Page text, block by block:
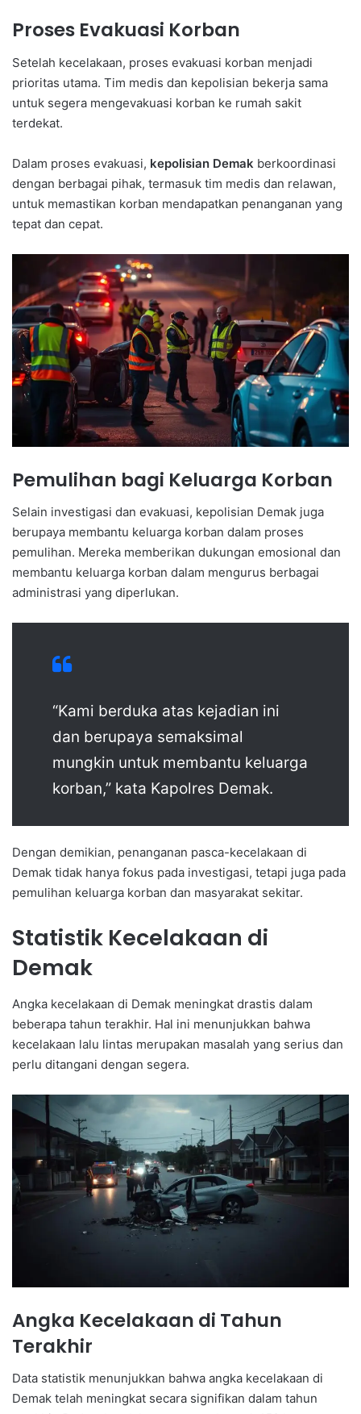
Proses Evakuasi Korban
Setelah kecelakaan, proses evakuasi korban menjadi
prioritas utama. Tim medis dan kepolisian bekerja sama
untuk segera mengevakuasi korban ke rumah sakit
terdekat.
Dalam proses evakuasi, kepolisian Demak berkoordinasi
dengan berbagai pihak, termasuk tim medis dan relawan,
untuk memastikan korban mendapatkan penanganan yang
tepat dan cepat.
Pemulihan bagi Keluarga Korban
Selain investigasi dan evakuasi, kepolisian Demak juga
berupaya membantu keluarga korban dalam proses
pemulihan. Mereka memberikan dukungan emosional dan
membantu keluarga korban dalam mengurus berbagai
administrasi yang diperlukan.
“Kami berduka atas kejadian ini
dan berupaya semaksimal
mungkin untuk membantu keluarga
korban,” kata Kapolres Demak.
Dengan demikian, penanganan pasca-kecelakaan di
Demak tidak hanya fokus pada investigasi, tetapi juga pada
pemulihan keluarga korban dan masyarakat sekitar.
Statistik Kecelakaan di
Demak
Angka kecelakaan di Demak meningkat drastis dalam
beberapa tahun terakhir. Hal ini menunjukkan bahwa
kecelakaan lalu lintas merupakan masalah yang serius dan
perlu ditangani dengan segera.
Angka Kecelakaan di Tahun
Terakhir
Data statistik menunjukkan bahwa angka kecelakaan di
Demak telah meningkat secara signifikan dalam tahun